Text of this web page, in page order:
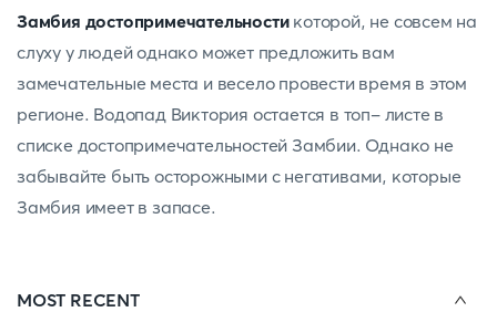
Замбия достопримечательности которой, не совсем на
слуху у людей однако может предложить вам
замечательные места и весело провести время в этом
регионе. Водопад Виктория остается в топ- листе в
списке достопримечательностей Замбии. Однако не
забывайте быть осторожными с негативами, которые
Замбия имеет в запасе.
MOST RECENT